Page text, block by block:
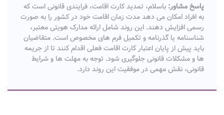
پاسخ مشاور: باسلام، تمدید کارت اقامت، فرایندی قانونی است که
به افراد امکان می دهد مدت زمان اقامت خود در کشور را به صورت
رسمی افزایش دهند. این روند شامل ارائه مدارک هویتی معتبر،
شناسنامه یا گذرنامه و تکمیل فرم های مخصوص است. متقاضیان
باید پیش از پایان اعتبار کارت اقامت فعلی اقدام کنند تا از جریمه
ها و مشکلات قانونی جلوگیری شود. توجه به مهلت ها و شرایط
قانونی، نقش مهمی در موفقیت این روند دارد.